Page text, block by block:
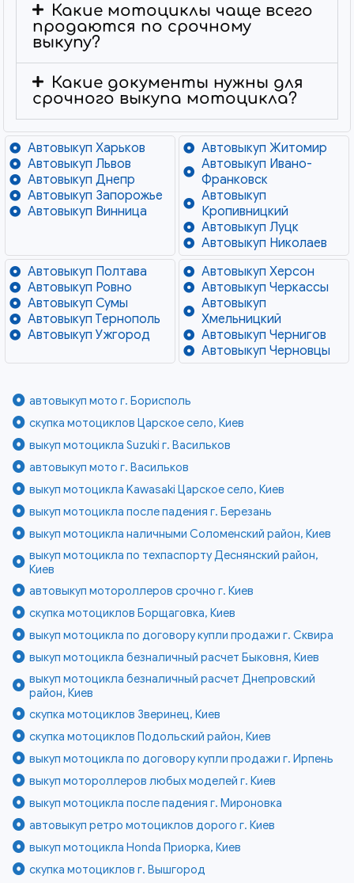
Какие мотоциклы чаще всего
продаются по срочному
выкупу?
Какие документы нужны для
срочного выкупа мотоцикла?
Автовыкуп Харьков
Автовыкуп Львов
Автовыкуп Днепр
Автовыкуп Запорожье
Автовыкуп Винница
Автовыкуп Житомир
Автовыкуп Ивано-
Франковск
Автовыкуп
Кропивницкий
Автовыкуп Луцк
Автовыкуп Николаев
Автовыкуп Полтава
Автовыкуп Ровно
Автовыкуп Сумы
Автовыкуп Тернополь
Автовыкуп Ужгород
Автовыкуп Херсон
Автовыкуп Черкассы
Автовыкуп
Хмельницкий
Автовыкуп Чернигов
Автовыкуп Черновцы
автовыкуп мото г. Борисполь
скупка мотоциклов Царское село, Киев
выкуп мотоцикла Suzuki г. Васильков
автовыкуп мото г. Васильков
выкуп мотоцикла Kawasaki Царское село, Киев
выкуп мотоцикла после падения г. Березань
выкуп мотоцикла наличными Соломенский район, Киев
выкуп мотоцикла по техпаспорту Деснянский район,
Киев
автовыкуп мотороллеров срочно г. Киев
скупка мотоциклов Борщаговка, Киев
выкуп мотоцикла по договору купли продажи г. Сквира
выкуп мотоцикла безналичный расчет Быковня, Киев
выкуп мотоцикла безналичный расчет Днепровский
район, Киев
скупка мотоциклов Зверинец, Киев
скупка мотоциклов Подольский район, Киев
выкуп мотоцикла по договору купли продажи г. Ирпень
выкуп мотороллеров любых моделей г. Киев
выкуп мотоцикла после падения г. Мироновка
автовыкуп ретро мотоциклов дорого г. Киев
выкуп мотоцикла Honda Приорка, Киев
скупка мотоциклов г. Вышгород